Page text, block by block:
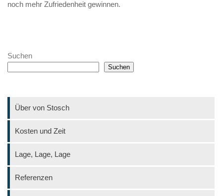
noch mehr Zufriedenheit gewinnen.
Suchen
Suchen
Über von Stosch
Kosten und Zeit
Lage, Lage, Lage
Referenzen